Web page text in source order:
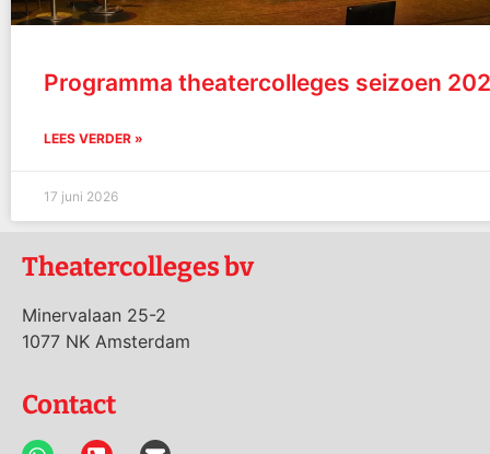
Programma theatercolleges seizoen
LEES VERDER »
17 juni 2026
Theatercolleges bv
Minervalaan 25-2
1077 NK Amsterdam
Contact